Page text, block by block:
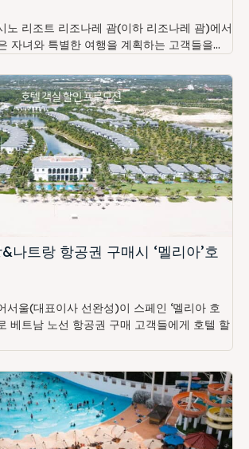
노 리조트 리조나레 괌(이하 리조나레 괌)에서
자녀와 특별한 여행을 계획하는 고객들을...
나트랑 항공권 구매시 ‘멜리아’호
서울(대표이사 선완성)이 스페인 ‘멜리아 호
베트남 노선 항공권 구매 고객들에게 호텔 할